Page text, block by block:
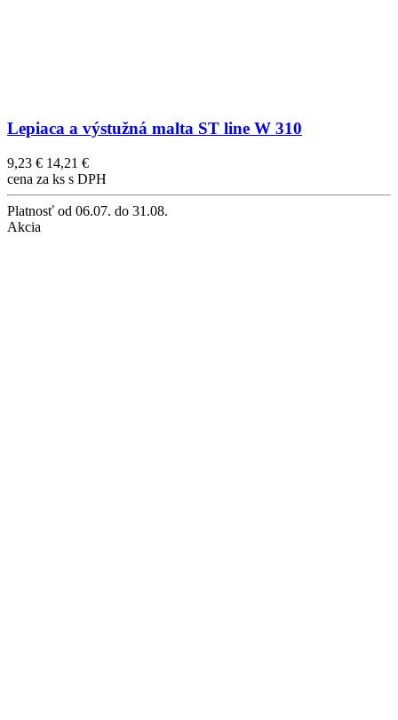
Lepiaca a výstužná malta ST line W 310
9,23 € 14,21 €
cena za ks s DPH
Platnosť od 06.07. do 31.08.
Akcia